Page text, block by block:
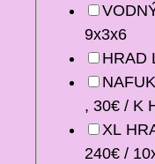
9x3x6
HRAD
, 30€ / K
XL
240€ /